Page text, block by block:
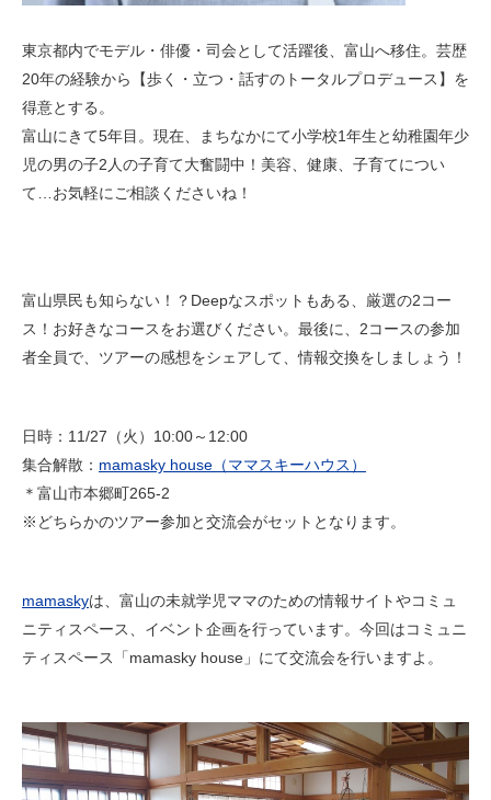
東京都内でモデル・俳優・司会として活躍後、富山へ移住。芸歴
20年の経験から【歩く・立つ・話すのトータルプロデュース】を
得意とする。
富山にきて5年目。現在、まちなかにて小学校1年生と幼稚園年少
児の男の子2人の子育て大奮闘中！美容、健康、子育てについ
て…お気軽にご相談くださいね！
富山県民も知らない！？Deepなスポットもある、厳選の2コー
ス！お好きなコースをお選びください。最後に、2コースの参加
者全員で、ツアーの感想をシェアして、情報交換をしましょう！
日時：11/27（火）10:00～12:00
集合解散： mamasky house（ママスキーハウス）
＊富山市本郷町265-2
※どちらかのツアー参加と交流会がセットとなります。
mamaskyは、富山の未就学児ママのための情報サイトやコミュ
ニティスペース、イベント企画を行っています。今回はコミュニ
ティスペース「mamasky house」にて交流会を行いますよ。